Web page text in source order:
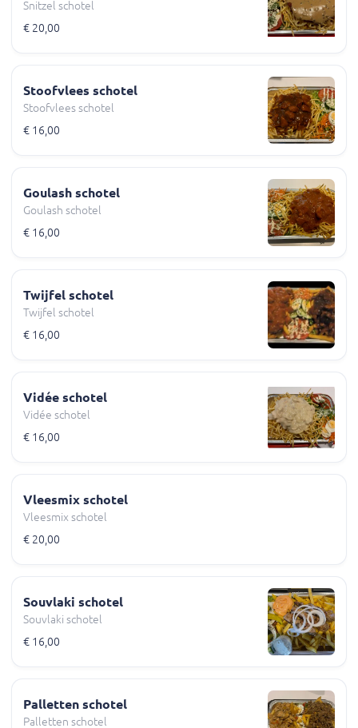
Snitzel schotel
€ 20,00
Stoofvlees schotel
Stoofvlees schotel
€ 16,00
Goulash schotel
Goulash schotel
€ 16,00
Twijfel schotel
Twijfel schotel
€ 16,00
Vidée schotel
Vidée schotel
€ 16,00
Vleesmix schotel
Vleesmix schotel
€ 20,00
Souvlaki schotel
Souvlaki schotel
€ 16,00
Palletten schotel
Palletten schotel